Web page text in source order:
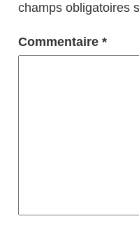
champs obligatoires
Commentaire *